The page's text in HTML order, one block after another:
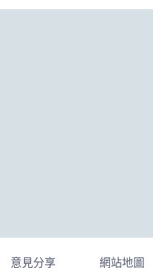
意見分享 網站地圖